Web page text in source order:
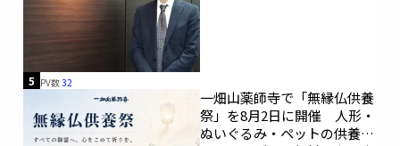
5 PV数32
一畑山薬師寺で「無縁仏供養
祭」を8月2日に開催 人形・
ぬいぐるみ・ペットの供養、